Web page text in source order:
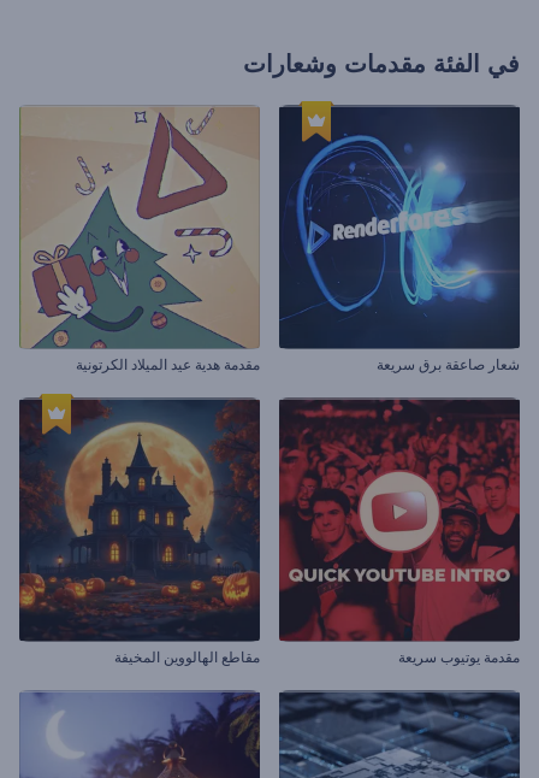
في الفئة مقدمات وشعارات
شعار صاعقة برق سريعة مقدمة هدية عيد الميلاد الكرتونية
مقدمة يوتيوب سريعة مقاطع الهالووين المخيفة